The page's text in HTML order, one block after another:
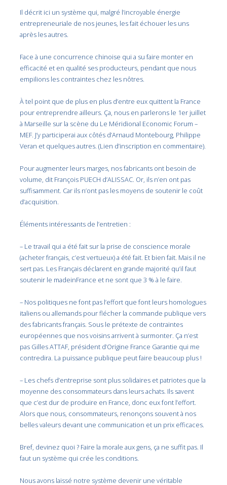
Il décrit ici un système qui, malgré l’incroyable énergie
entrepreneuriale de nos jeunes, les fait échouer les uns
après les autres.
Face à une concurrence chinoise qui a su faire monter en
efficacité et en qualité ses producteurs, pendant que nous
empilions les contraintes chez les nôtres.
À tel point que de plus en plus d’entre eux quittent la France
pour entreprendre ailleurs. Ça, nous en parlerons le 1er juillet
à Marseille sur la scène du Le Méridional Economic Forum –
MEF. J’y participerai aux côtés d’Arnaud Montebourg, Philippe
Veran et quelques autres. (Lien d’inscription en commentaire).
Pour augmenter leurs marges, nos fabricants ont besoin de
volume, dit François PUECH d’ALISSAC. Or, ils n’en ont pas
suffisamment. Car ils n’ont pas les moyens de soutenir le coût
d’acquisition.
Éléments intéressants de l’entretien :
– Le travail qui a été fait sur la prise de conscience morale
(acheter français, c’est vertueux) a été fait. Et bien fait. Mais il ne
sert pas. Les Français déclarent en grande majorité qu’il faut
soutenir le madeinFrance et ne sont que 3 % à le faire.
– Nos politiques ne font pas l’effort que font leurs homologues
italiens ou allemands pour flécher la commande publique vers
des fabricants français. Sous le prétexte de contraintes
européennes que nos voisins arrivent à surmonter. Ça n’est
pas Gilles ATTAF, président d’Origine France Garantie qui me
contredira. La puissance publique peut faire beaucoup plus !
– Les chefs d’entreprise sont plus solidaires et patriotes que la
moyenne des consommateurs dans leurs achats. Ils savent
que c’est dur de produire en France, donc eux font l’effort.
Alors que nous, consommateurs, renonçons souvent à nos
belles valeurs devant une communication et un prix efficaces.
Bref, devinez quoi ? Faire la morale aux gens, ça ne suffit pas. Il
faut un système qui crée les conditions.
Nous avons laissé notre système devenir une véritable